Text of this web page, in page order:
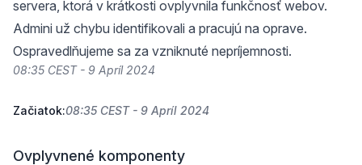
servera, ktorá v krátkosti ovplyvnila funkčnosť webov.
Admini už chybu identifikovali a pracujú na oprave.
Ospravedlňujeme sa za vzniknuté nepríjemnosti.
08:35 CEST - 9 Apríl 2024
Začiatok:08:35 CEST - 9 Apríl 2024
Ovplyvnené komponenty